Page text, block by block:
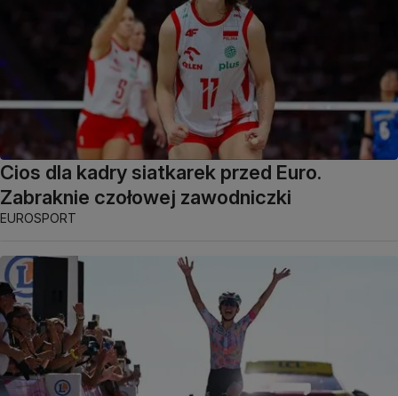
Cios dla kadry siatkarek przed Euro.
Zabraknie czołowej zawodniczki
EUROSPORT